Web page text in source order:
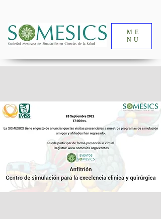
ME
NU